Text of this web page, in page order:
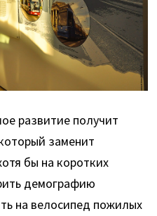
развитие получит
заменит
бы на коротких
демографию
на велосипед пожилых